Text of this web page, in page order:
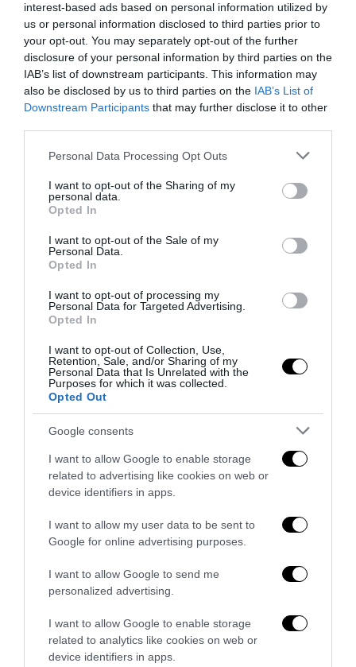
interest-based ads based on personal information utilized by
us or personal information disclosed to third parties prior to
your opt-out. You may separately opt-out of the further
disclosure of your personal information by third parties on the
IAB’s list of downstream participants. This information may
also be disclosed by us to third parties on the IAB’s List of
Downstream Participants that may further disclose it to other
Please note that this website/app uses one or more Google
not limited to your visit or usage behaviour. You may click to
grant or deny consent to Google and its third-party tags to
use your data for below specified purposes in below Google
consent section.
Personal Data Processing Opt Outs
I want to opt-out of the Sharing of my
personal data.
Opted In
I want to opt-out of the Sale of my
Personal Data.
Opted In
I want to opt-out of processing my
Personal Data for Targeted Advertising.
Opted In
I want to opt-out of Collection, Use,
Retention, Sale, and/or Sharing of my
Personal Data that Is Unrelated with the
Purposes for which it was collected.
Opted Out
Google consents
I want to allow Google to enable storage
related to advertising like cookies on web or
device identifiers in apps.
I want to allow my user data to be sent to
Google for online advertising purposes.
I want to allow Google to send me
personalized advertising.
I want to allow Google to enable storage
related to analytics like cookies on web or
device identifiers in apps.
La Camera boccia il patentino antifascista per parlare a
Montecitorio: palo clamoroso del Pd
5 Agosto 2026
La sinistra è così serva delle toghe da odiare persino il
ricordo di Enzo...